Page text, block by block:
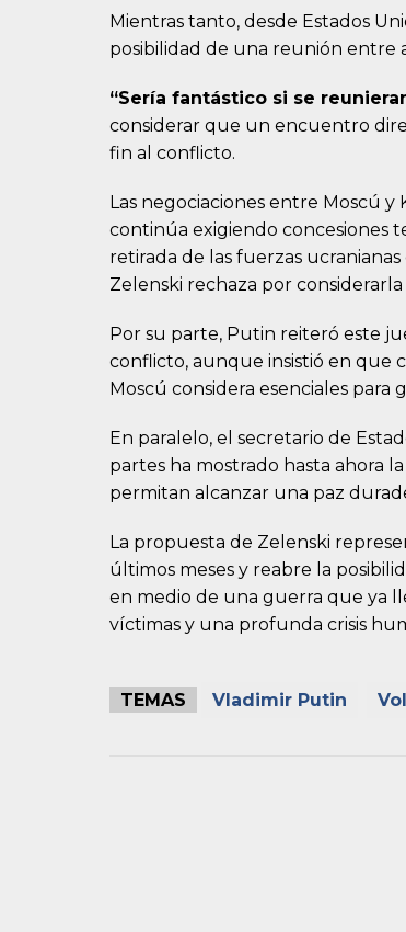
Mientras tanto, desde Estados
posibilidad de una reunión entre
“Sería fantástico si se
considerar que un encuentro
fin al conflicto.
Las negociaciones entre Moscú y
continúa exigiendo concesiones
retirada de las fuerzas
Zelenski rechaza por
Por su parte, Putin reiteró este
conflicto, aunque insistió en que
Moscú considera esenciales para
En paralelo, el secretario de
partes ha mostrado hasta ahora
permitan alcanzar una paz
La propuesta de Zelenski
últimos meses y reabre la
en medio de una guerra que ya
víctimas y una profunda crisis
TEMAS Vladimir Putin